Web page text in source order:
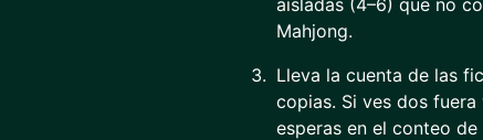
aisladas (4–6) que no
Mahjong.
Lleva la cuenta de las
copias. Si ves dos
esperas en el conteo